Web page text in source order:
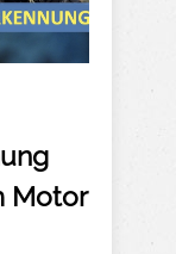
Motor